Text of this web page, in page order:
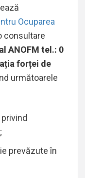
Ocuparea
consultare
ANOFM tel.: 0
forței de
următoarele
prevăzute în